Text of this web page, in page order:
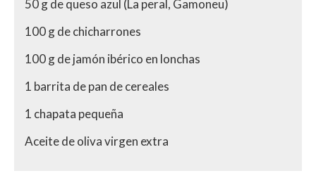
50 g de queso azul (La peral, Gamoneu)
100 g de chicharrones
100 g de jamón ibérico en lonchas
1 barrita de pan de cereales
1 chapata pequeña
Aceite de oliva virgen extra